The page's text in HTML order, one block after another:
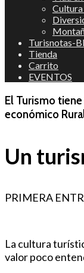
Turisnotas-
Tienda
Carrito
EVENTOS
El Turismo
económico
Un
PRIMERA
La cultura
valor poco